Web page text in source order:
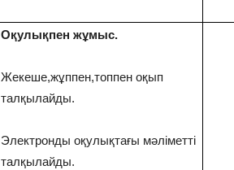
Оқулықпен жұмыс.
Жекеше,жұппен,топпен оқып
талқылайды.
Электронды оқулықтағы мәліметті
талқылайды.